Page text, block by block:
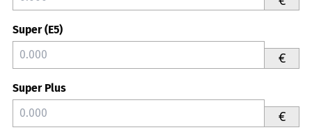
Super (E5)
€
Super Plus
€